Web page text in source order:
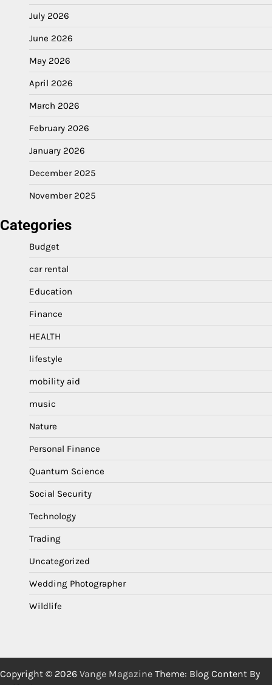
July 2026
June 2026
May 2026
April 2026
March 2026
February 2026
January 2026
December 2025
November 2025
Categories
Budget
car rental
Education
Finance
HEALTH
lifestyle
mobility aid
music
Nature
Personal Finance
Quantum Science
Social Security
Technology
Trading
Uncategorized
Wedding Photographer
Wildlife
Copyright © 2026 Vange Magazine Theme: Blog Content By